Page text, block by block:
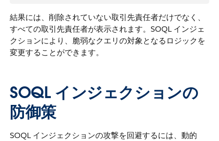
結果には、削除されていない取引先責任者だけでなく、
すべての取引先責任者が表示されます。SOQL インジェ
クションにより、脆弱なクエリの対象となるロジックを
変更することができます。
SOQL インジェクションの
防御策
SOQL インジェクションの攻撃を回避するには、動的